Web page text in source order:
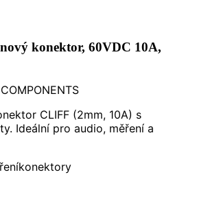
konektor, 60VDC 10A,
CLIFF (2mm, 10A) s
Ideální pro audio, měření a
konektory